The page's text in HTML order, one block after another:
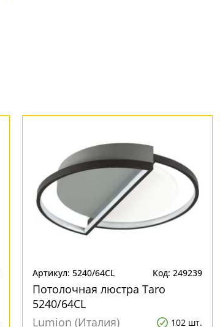
Артикул: 5240/64CL Код: 249239
Потолочная люстра Taro
5240/64CL
Lumion (Италия)
102 шт.